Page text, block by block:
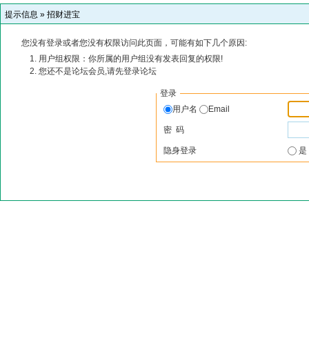
提示信息 » 招财进宝
您没有登录或者您没有权限访问此页面，可能有如下几个原因:
用户组权限：你所属的用户组没有发表回复的权限!
您还不是论坛会员,请先登录论坛
登录
用户名
Email
密 码
隐身登录